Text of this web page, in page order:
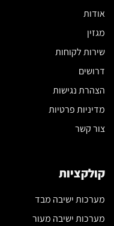
אודות
מגזין
שירות לקוחות
דרושים
הצהרת נגישות
מדיניות פרטיות
צור קשר
קולקציות
מערכות ישיבה מבד
מערכות ישיבה מעור